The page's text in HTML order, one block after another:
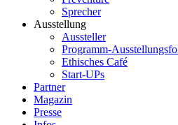
Sprecher
Ausstellung
Aussteller
Programm-
Ethisches Café
Start-UPs
Partner
Magazin
Presse